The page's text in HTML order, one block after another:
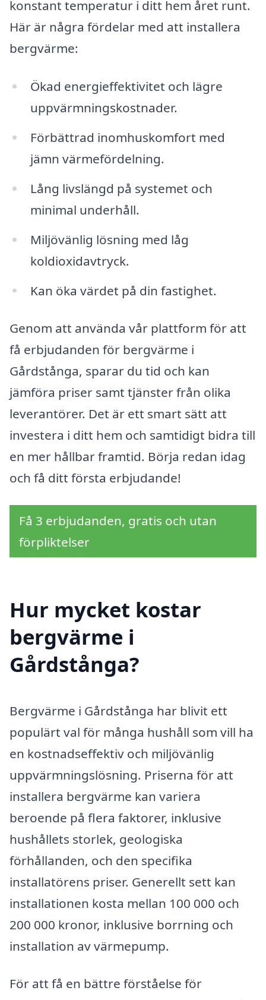
konstant temperatur i ditt hem året runt.
Här är några fördelar med att installera
bergvärme:
Ökad energieffektivitet och lägre
uppvärmningskostnader.
Förbättrad inomhuskomfort med
jämn värmefördelning.
Lång livslängd på systemet och
minimal underhåll.
Miljövänlig lösning med låg
koldioxidavtryck.
Kan öka värdet på din fastighet.
Genom att använda vår plattform för att
få erbjudanden för bergvärme i
Gårdstånga, sparar du tid och kan
jämföra priser samt tjänster från olika
leverantörer. Det är ett smart sätt att
investera i ditt hem och samtidigt bidra till
en mer hållbar framtid. Börja redan idag
och få ditt första erbjudande!
Få 3 erbjudanden, gratis och utan
förpliktelser
Hur mycket kostar
bergvärme i
Gårdstånga?
Bergvärme i Gårdstånga har blivit ett
populärt val för många hushåll som vill ha
en kostnadseffektiv och miljövänlig
uppvärmningslösning. Priserna för att
installera bergvärme kan variera
beroende på flera faktorer, inklusive
hushållets storlek, geologiska
förhållanden, och den specifika
installatörens priser. Generellt sett kan
installationen kosta mellan 100 000 och
200 000 kronor, inklusive borrning och
installation av värmepump.
För att få en bättre förståelse för